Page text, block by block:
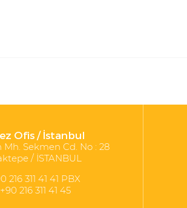
Ofis / İstanbul
Mh. Sekmen Cd. No : 28
/ İSTANBUL
216 311 41 41 PBX
216 311 41 45